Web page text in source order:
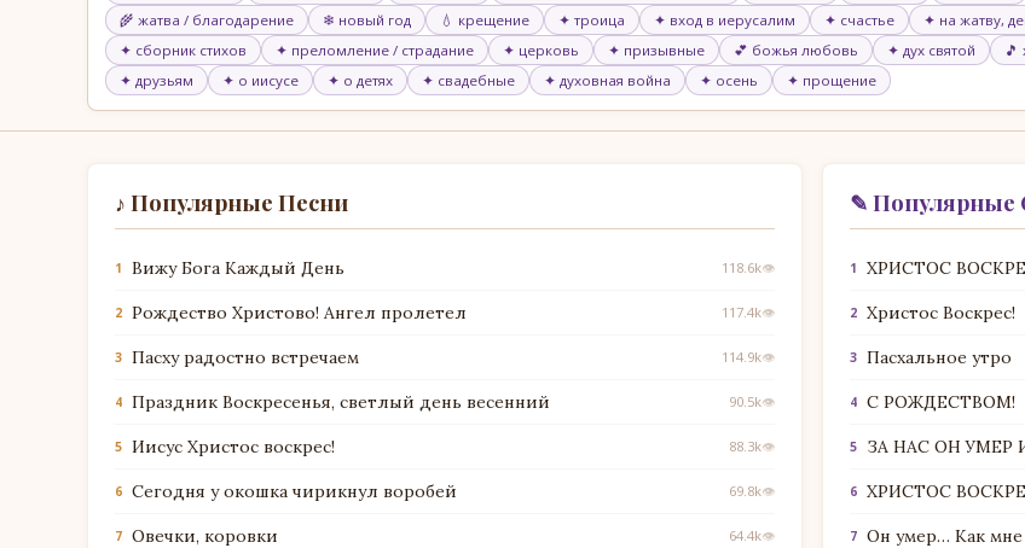
🌾 жатва / благодарение
❄ новый год 💧 крещение ✦ троица ✦ вход в иерусалим ✦ счастье ✦ на жатву,
✦ сборник стихов
✦ преломление / страдание ✦ церковь ✦ призывные 💕 божья любовь ✦ дух святой 🎵
✦ друзьям
✦ о иисусе ✦ о детях ✦ свадебные ✦ духовная война ✦ осень ✦ прощение
♪ Популярные Песни
1 Вижу Бога Каждый День 118.6k👁
2 Рождество Христово! Ангел пролетел 117.4k👁
3 Пасху радостно встречаем 114.9k👁
4 Праздник Воскресенья, светлый день весенний 90.5k👁
5 Иисус Христос воскрес! 88.3k👁
6 Сегодня у окошка чирикнул воробей 69.8k👁
7 Овечки, коровки 64.4k👁
✎ Популярные
1 ХРИСТОС
2 Христос Воскрес!
3 Пасхальное утро
4 С РОЖДЕСТВОМ!
5 ЗА НАС ОН УМЕР
6 ХРИСТОС
7 Он умер… Как